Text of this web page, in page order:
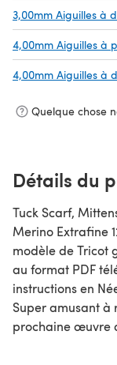
3,00mm Aiguilles à
4,00mm Aiguilles à
4,00mm Aiguilles à
Quelque chose
Détails du
Tuck Scarf,
Merino Extrafine
modèle de Tricot gratuit par Schachenmayr, disponible
au format PDF
instructions en
Super amusant à
prochaine œuvre